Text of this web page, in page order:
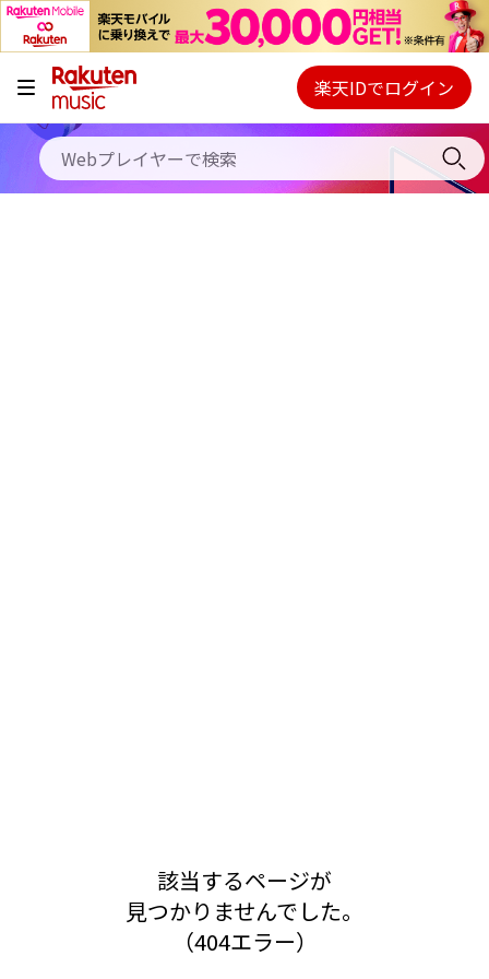
キャンペーン
料金プラン
使い方
Webプレイヤー
ご契約内容の確認・変更
楽天IDでログイン
該当するページが
見つかりませんでした。
（404エラー）